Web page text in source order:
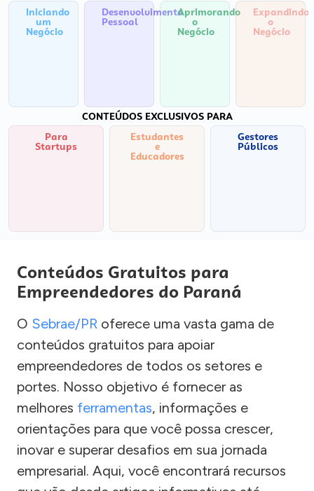
Iniciando
um
Negócio
Desenvolvimento
Pessoal
Aprimorando
o
Negócio
Expandindo
o
Negócio
CONTEÚDOS EXCLUSIVOS PARA
Para
Startups
Estudantes
e
Educadores
Gestores
Públicos
Conteúdos Gratuitos para
Empreendedores do Paraná
O Sebrae/PR oferece uma vasta gama de
conteúdos gratuitos para apoiar
empreendedores de todos os setores e
portes. Nosso objetivo é fornecer as
melhores ferramentas, informações e
orientações para que você possa crescer,
inovar e superar desafios em sua jornada
empresarial. Aqui, você encontrará recursos